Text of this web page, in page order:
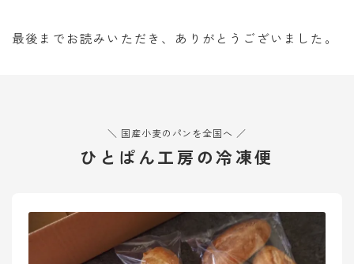
最後までお読みいただき、ありがとうございました。
＼ 国産小麦のパンを全国へ ／
ひとぱん工房の冷凍便